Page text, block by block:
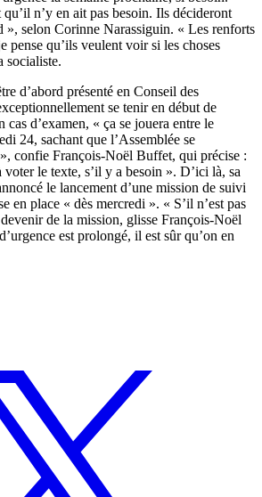
n’y en ait pas besoin. Ils décideront
», selon Corinne Narassiguin. « Les renforts
pense qu’ils veulent voir si les choses
socialiste.
d’abord présenté en Conseil des
se tenir en début de
cas d’examen, « ça se jouera entre le
24, sachant que l’Assemblée se
confie François-Noël Buffet, qui précise :
voter le texte, s’il y a besoin ». D’ici là, sa
le lancement d’une mission de suivi
en place « dès mercredi ». « S’il n’est pas
de la mission, glisse François-Noël
est prolongé, il est sûr qu’on en